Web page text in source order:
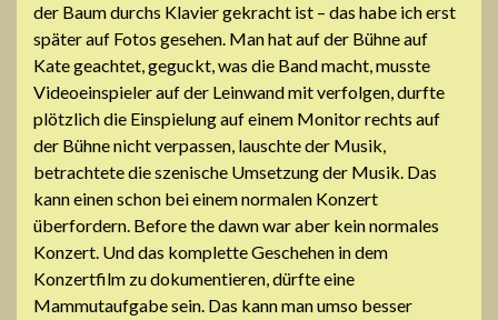
der Baum durchs Klavier gekracht ist – das habe ich erst
später auf Fotos gesehen. Man hat auf der Bühne auf
Kate geachtet, geguckt, was die Band macht, musste
Videoeinspieler auf der Leinwand mit verfolgen, durfte
plötzlich die Einspielung auf einem Monitor rechts auf
der Bühne nicht verpassen, lauschte der Musik,
betrachtete die szenische Umsetzung der Musik. Das
kann einen schon bei einem normalen Konzert
überfordern. Before the dawn war aber kein normales
Konzert. Und das komplette Geschehen in dem
Konzertfilm zu dokumentieren, dürfte eine
Mammutaufgabe sein. Das kann man umso besser